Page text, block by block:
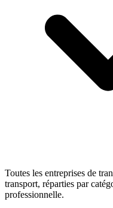
Toutes les entreprises de
transport, réparties par
professionnelle.